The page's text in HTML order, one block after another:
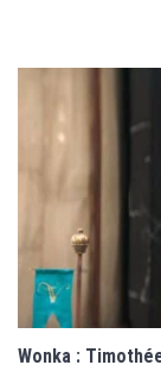
Wonka :